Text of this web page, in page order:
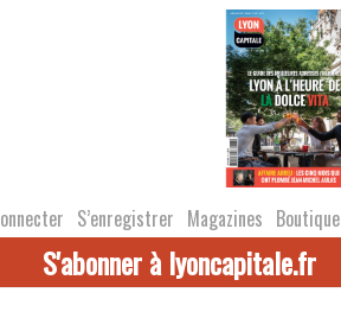
S’enregistrer Magazines Boutique
S'abonner à lyoncapitale.fr